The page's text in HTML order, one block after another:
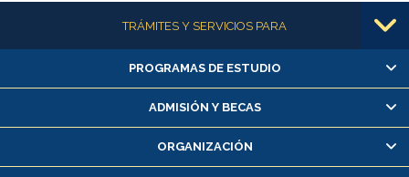
Más informaciónTRÁMITES Y SERVICIOS PARA
Alumnas/os y exalumnas/os
Matrícula en línea
Inscripción y cambio de asignaturas
Consulta y certificado de notas
PROGRAMAS DE ESTUDIO
ADMISIÓN Y BECAS
ORGANIZACIÓN